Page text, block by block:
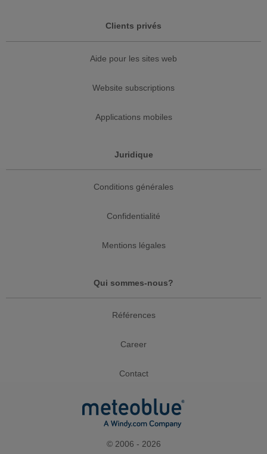
Clients privés
Aide pour les sites web
Website subscriptions
Applications mobiles
Juridique
Conditions générales
Confidentialité
Mentions légales
Qui sommes-nous?
Références
Career
Contact
© 2006 - 2026